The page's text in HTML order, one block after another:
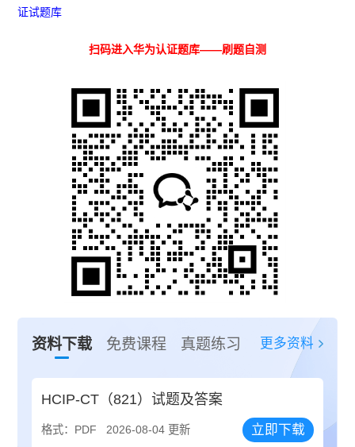
证试题库
扫码进入华为认证题库——刷题自测
资料下载 免费课程 真题练习 更多资料
HCIP-CT（821）试题及答案
格式：PDF 2026-08-04 更新 立即下载